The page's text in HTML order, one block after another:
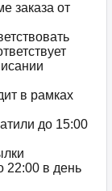
заказа от
в рамках
до 15:00
22:00 в день